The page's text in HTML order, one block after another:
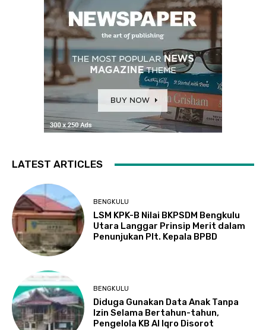
LATEST ARTICLES
BENGKULU
LSM KPK-B Nilai BKPSDM Bengkulu
Utara Langgar Prinsip Merit dalam
Penunjukan Plt. Kepala BPBD
BENGKULU
Diduga Gunakan Data Anak Tanpa
Izin Selama Bertahun-tahun,
Pengelola KB Al Iqro Disorot